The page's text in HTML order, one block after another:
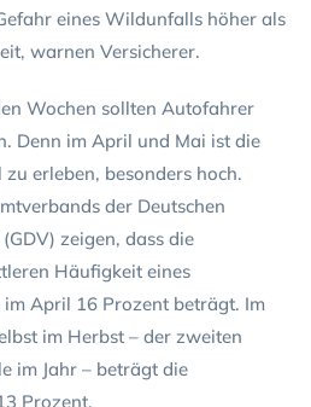
eines Wildunfalls höher als
warnen Versicherer.
Wochen sollten Autofahrer
Denn im April und Mai ist die
erleben, besonders hoch.
der Deutschen
zeigen, dass die
Häufigkeit eines
April 16 Prozent beträgt. Im
im Herbst – der zweiten
im Jahr – beträgt die
Prozent.